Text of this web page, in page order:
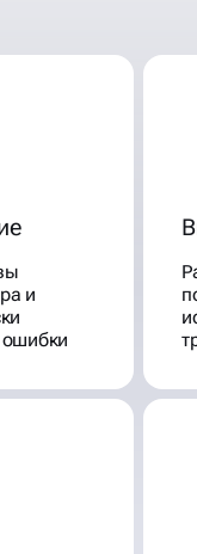
и
ошибки